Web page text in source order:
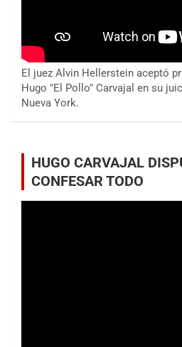
El juez Alvin Hellerstein aceptó
Hugo "El Pollo" Carvajal en su
Nueva York.
HUGO CARVAJAL
CONFESAR TODO